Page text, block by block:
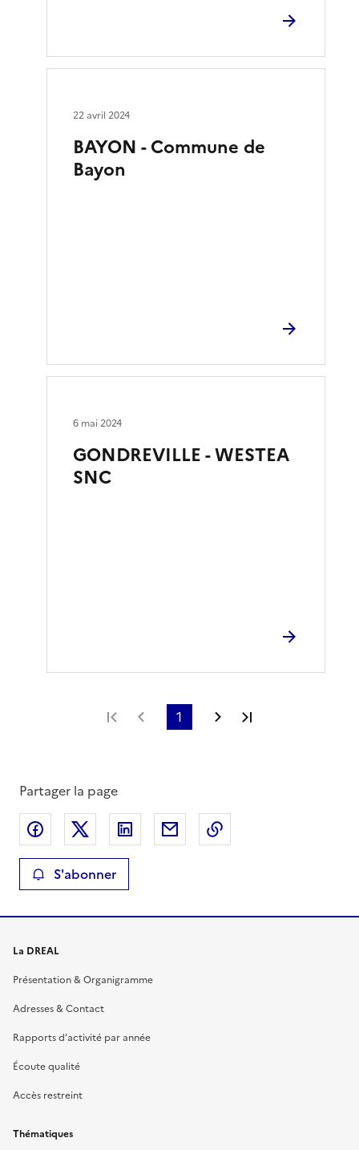
BAYON - Commune de
Bayon
22 avril 2024
GONDREVILLE - WESTEA
SNC
6 mai 2024
Première page
Page précédente
1 Page suivante
Partager la page
Partager sur Facebook
Partager sur XPartager sur LinkedIn
Partager par email
S'abonner
La DREAL
Présentation & Organigramme
Adresses & Contact
Rapports d’activité par année
Écoute qualité
Accès restreint
Thématiques